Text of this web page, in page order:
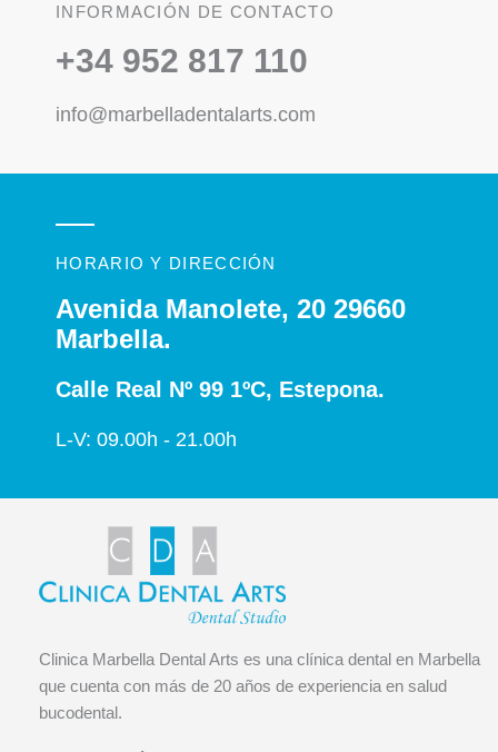
INFORMACIÓN DE CONTACTO
+34 952 817 110
info@marbelladentalarts.com
HORARIO Y DIRECCIÓN
Avenida Manolete, 20 29660
Marbella.
Calle Real Nº 99 1ºC, Estepona.
L-V: 09.00h - 21.00h
Clinica Marbella Dental Arts es una clínica dental en Marbella
que cuenta con más de 20 años de experiencia en salud
bucodental.